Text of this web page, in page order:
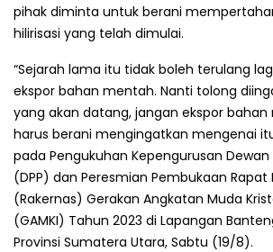
pihak diminta untuk berani
hilirisasi yang telah dimulai.
“Sejarah lama itu tidak boleh terulang
ekspor bahan mentah. Nanti tolong
yang akan datang, jangan ekspor
harus berani mengingatkan mengenai
pada Pengukuhan Kepengurusan
(DPP) dan Peresmian Pembukaan Rapat
(Rakernas) Gerakan Angkatan Muda
(GAMKI) Tahun 2023 di Lapangan
Provinsi Sumatera Utara, Sabtu (19/8).